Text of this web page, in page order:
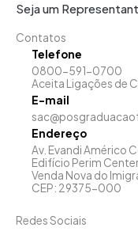
Seja um
Contatos
Telefone
0800-591-0700
Aceita Ligações de
E-mail
Endereço
Av. Evandi Américo
Edifício Perim
Venda Nova do
CEP: 29375-000
Redes Sociais